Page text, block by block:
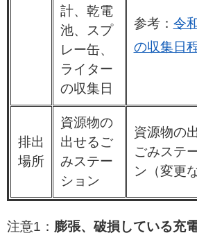
計、乾電
池、スプ
レー缶、
ライター
の収集日
参考： 令
の収集日
排出
場所
資源物の
出せるご
みステー
ション
資源物の
ごみステ
ン（変更
注意1： 膨張、破損している充